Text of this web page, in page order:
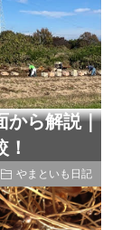
から解説｜
やまといも日記